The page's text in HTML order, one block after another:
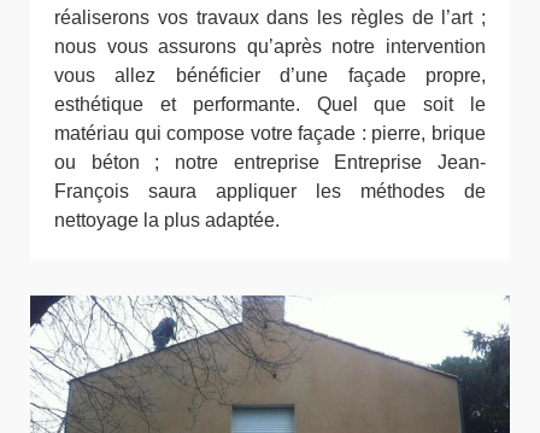
réaliserons vos travaux dans les règles de l’art ;
nous vous assurons qu’après notre intervention
vous allez bénéficier d’une façade propre,
esthétique et performante. Quel que soit le
matériau qui compose votre façade : pierre, brique
ou béton ; notre entreprise Entreprise Jean-
François saura appliquer les méthodes de
nettoyage la plus adaptée.